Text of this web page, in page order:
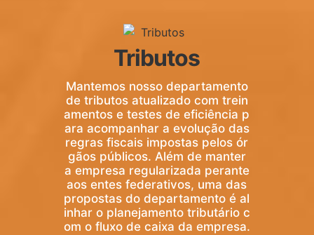
Tributos
Mantemos nosso departamento
de tributos atualizado com trein
amentos e testes de eficiência p
ara acompanhar a evolução das
regras fiscais impostas pelos ór
gãos públicos. Além de manter
a empresa regularizada perante
aos entes federativos, uma das
propostas do departamento é al
inhar o planejamento tributário c
om o fluxo de caixa da empresa.